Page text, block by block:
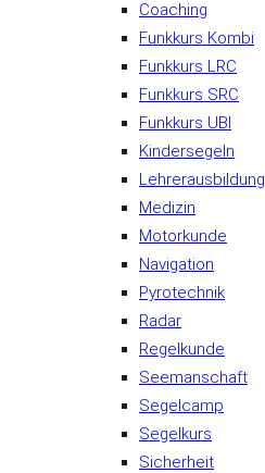
Coaching
Funkkurs Kombi
Funkkurs LRC
Funkkurs SRC
Funkkurs UBI
Kindersegeln
Lehrerausbildung
Medizin
Motorkunde
Navigation
Pyrotechnik
Radar
Regelkunde
Seemanschaft
Segelcamp
Segelkurs
Sicherheit